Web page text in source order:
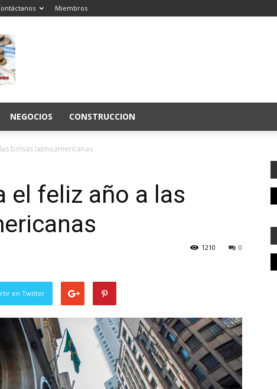
Miembros
NEGOCIOS CONSTRUCCION
bolsas latinoamericanas
el feliz año a las
0
1210
en Twitter